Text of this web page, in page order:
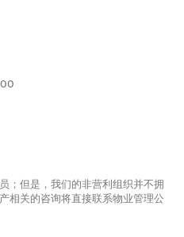
；但是，我们的非营利组织并不拥
相关的咨询将直接联系物业管理公